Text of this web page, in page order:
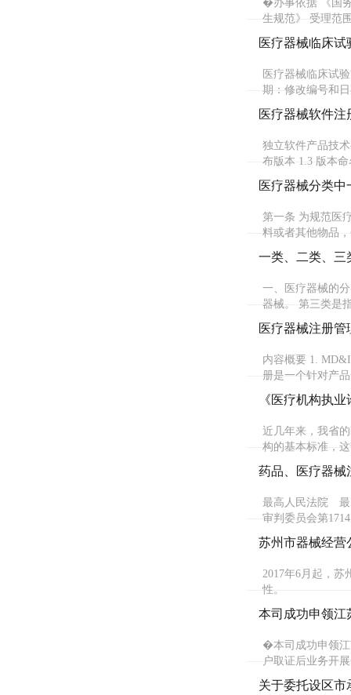
�办事依据 《国
生规范》 受理范
医疗器械临床
医疗器械临床试
期：修改编号和
医疗器械软件
独立软件产品技
布版本 1.3 版本
医疗器械分类
第一条 为规范医
料或者其他物品
一类、二类、三
一、医疗器械的
器械。 第三类是
医疗器械注册管
内容概要 1.
册是一个针对产
《医疗机构执
近几年来，我省
构的基本标准，
药品、医疗器械
最高人民法院 最
审判委员会第
苏州市器械经营
2017年6月起，
性。
本司成功申领江
�本司成功申领江
户取证后业务开
关于委托设区市